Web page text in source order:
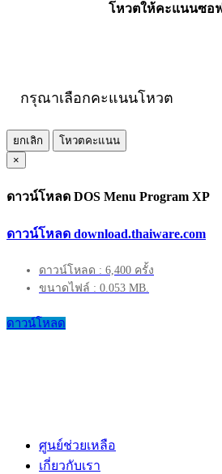
โหวตให้คะแนนซอ
กรุณาเลือกคะแนนโหวต
ยกเลิก
โหวตคะแนน
×
ดาวน์โหลด DOS Menu Program XP
ดาวน์โหลด download.thaiware.com
ดาวน์โหลด : 6,400 ครั้ง
ขนาดไฟล์ : 0.053 MB.
ดาวน์โหลด
ศูนย์ช่วยเหลือ
เกี่ยวกับเรา